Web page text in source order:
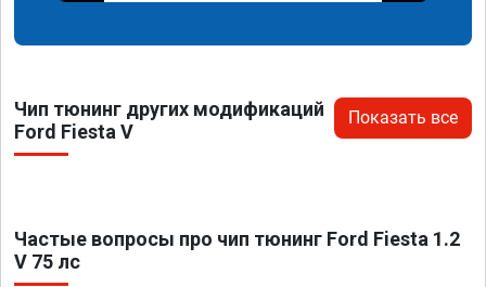
Чип тюнинг других модификаций
Ford Fiesta V
Показать все
Частые вопросы про чип тюнинг Ford Fiesta 1.2
V 75 лс